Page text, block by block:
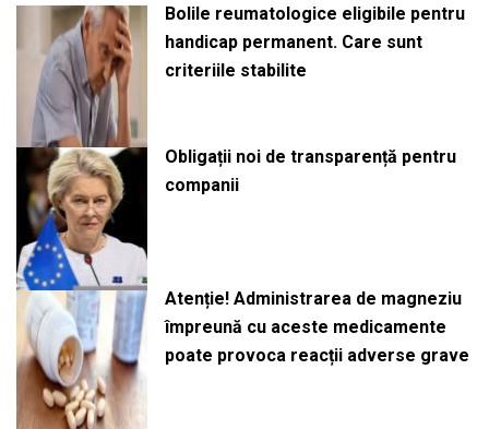
Bolile reumatologice eligibile pentru
handicap permanent. Care sunt
criteriile stabilite
Obligații noi de transparență pentru
companii
Atenție! Administrarea de magneziu
împreună cu aceste medicamente
poate provoca reacții adverse grave